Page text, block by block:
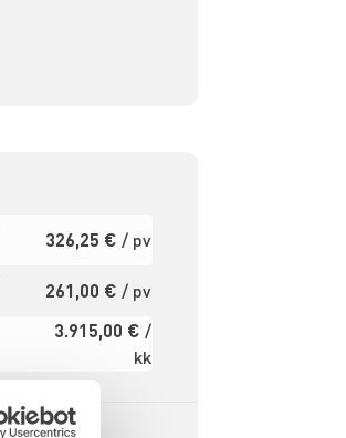
326,25 € / pv
261,00 € / pv
3.915,00 € /
kk